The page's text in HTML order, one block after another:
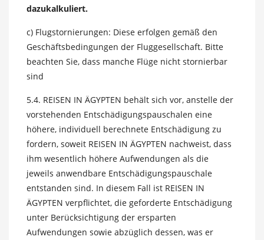
dazukalkuliert.
c) Flugstornierungen: Diese erfolgen gemäß den
Geschäftsbedingungen der Fluggesellschaft. Bitte
beachten Sie, dass manche Flüge nicht stornierbar
sind
5.4. REISEN IN ÄGYPTEN behält sich vor, anstelle der
vorstehenden Entschädigungspauschalen eine
höhere, individuell berechnete Entschädigung zu
fordern, soweit REISEN IN ÄGYPTEN nachweist, dass
ihm wesentlich höhere Aufwendungen als die
jeweils anwendbare Entschädigungspauschale
entstanden sind. In diesem Fall ist REISEN IN
ÄGYPTEN verpflichtet, die geforderte Entschädigung
unter Berücksichtigung der ersparten
Aufwendungen sowie abzüglich dessen, was er